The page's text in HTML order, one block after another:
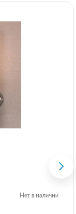
Нет в наличии